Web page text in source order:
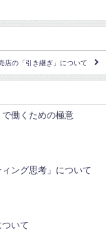
店の「引き継ぎ」について
働くための極意
ィング思考」について
いて